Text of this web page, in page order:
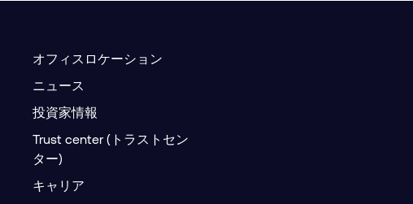
オフィスロケーション
ニュース
投資家情報
Trust center (トラストセン
ター)
キャリア